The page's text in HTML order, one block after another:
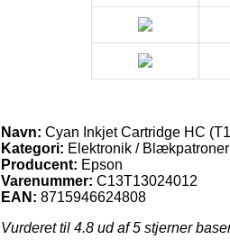
Navn: Cyan Inkjet Cartridge HC
Kategori: Elektronik /
Producent: Epson
Varenummer: C13T13024012
EAN: 8715946624808
Vurderet til 4.8 ud af 5 stjerner